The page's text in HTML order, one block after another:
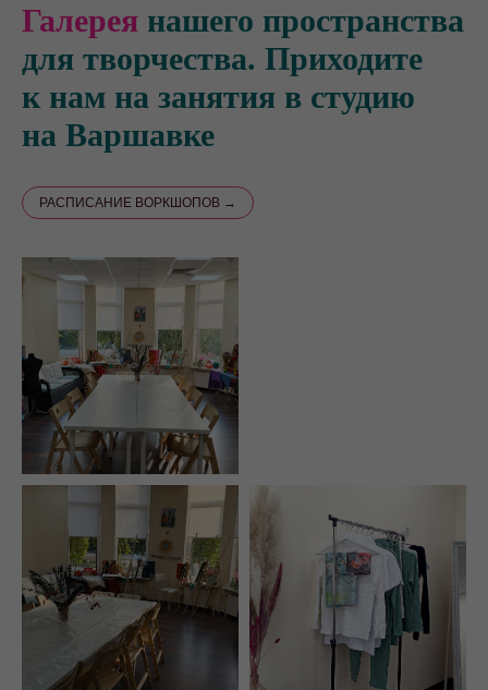
Галерея нашего пространства
для творчества. Приходите
к нам на занятия в студию
на Варшавке
РАСПИСАНИЕ ВОРКШОПОВ →